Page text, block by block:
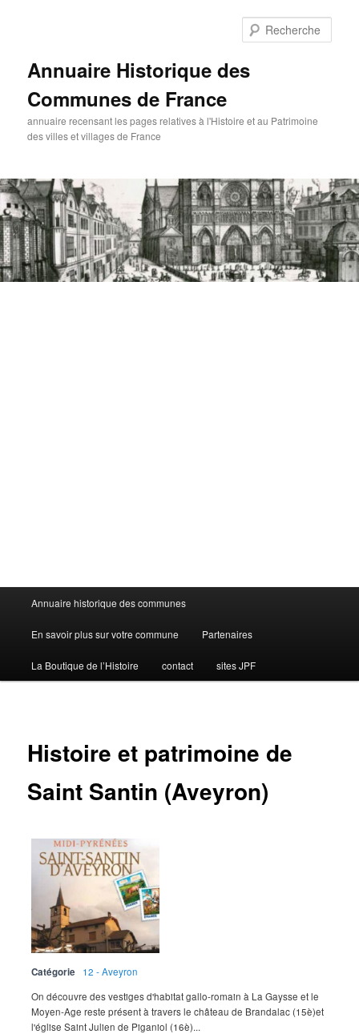
Annuaire Historique des
Communes de France
annuaire recensant les pages relatives à l'Histoire et au Patrimoine
des villes et villages de France
Menu
principal
Annuaire historique des communes
En savoir plus sur votre commune Partenaires
La Boutique de l’Histoire contact sites JPF
Histoire et patrimoine de
Saint Santin (Aveyron)
Catégorie
12 - Aveyron
On découvre des vestiges d'habitat gallo-romain à La Gaysse et le
Moyen-Age reste présent à travers le château de Brandalac (15è)et
l'église Saint Julien de Piganiol (16è)...